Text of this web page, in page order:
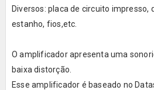
Diversos: placa de circuito impresso,
estanho, fios,etc.
O amplificador apresenta uma
baixa distorção.
Esse amplificador é baseado no